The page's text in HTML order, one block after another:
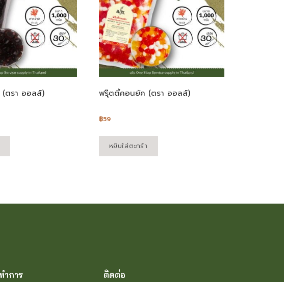
(ตรา ออลส์) ฟรุ๊ตตี้คอนยัค (ตรา ออลส์)
฿59
หยิบใส่ตะกร้า
ำการ ติดต่อ